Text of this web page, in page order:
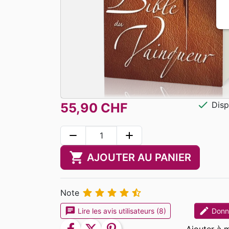
55,90 CHF check
remove add
shopping_cart AJOUTER AU PANIER
Note     
chat Lire les avis utilisateurs (8) edit